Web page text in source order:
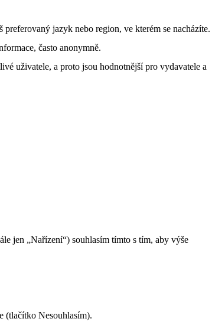
jazyk nebo region, ve kterém se nacházíte.
často anonymně.
uživatele, a proto jsou hodnotnější pro vydavatele a
jen „Nařízení“) souhlasím tímto s tím, aby výše
(tlačítko Nesouhlasím).